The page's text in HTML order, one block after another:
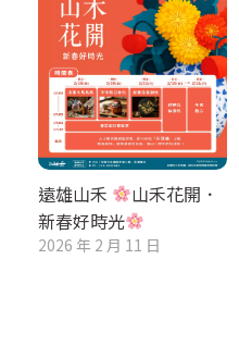
遠雄山禾
山禾花開．
新春好時光
2026 年 2 月 11 日